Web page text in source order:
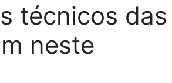
técnicos das
neste